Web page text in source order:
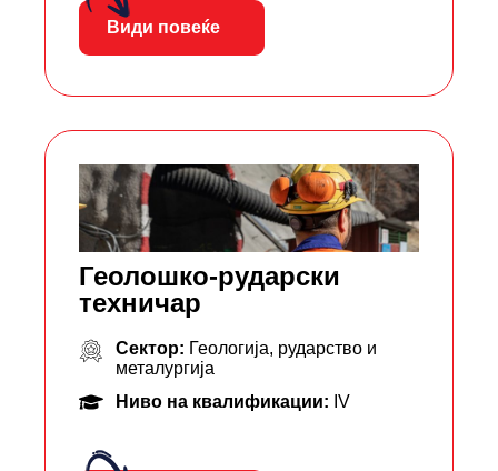
Види повеќе
Геолошко-рударски
техничар
Сектор: Геологија, рударство и
металургија
Ниво на квалификации: IV